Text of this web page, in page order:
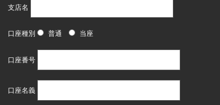
支店名
口座種別 普通 当座
口座番号
口座名義